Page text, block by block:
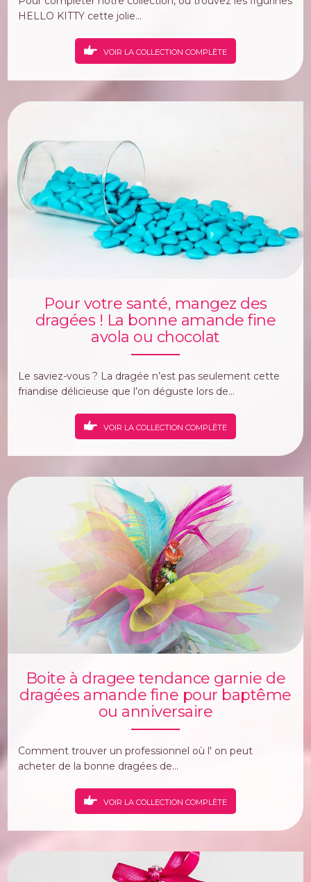
HELLO KITTY cette jolie...
VOIR LA COLLECTION COMPLÈTE
Pour votre santé, mangez des
dragées ! La bonne amande fine
avola ou chocolat
Le saviez-vous ? La dragée n’est pas seulement cette
friandise délicieuse que l’on déguste lors de...
VOIR LA COLLECTION COMPLÈTE
Boite à dragee tendance garnie de
dragées amande fine pour baptême
ou anniversaire
Comment trouver un professionnel où l' on peut
acheter de la bonne dragées de...
VOIR LA COLLECTION COMPLÈTE